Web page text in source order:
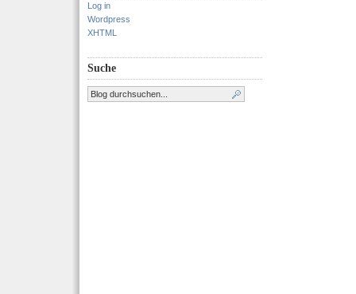
Log in
Wordpress
XHTML
Suche